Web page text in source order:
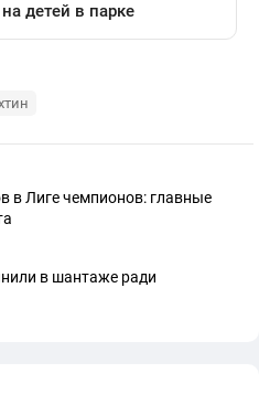
в Лиге чемпионов: главные
в шантаже ради